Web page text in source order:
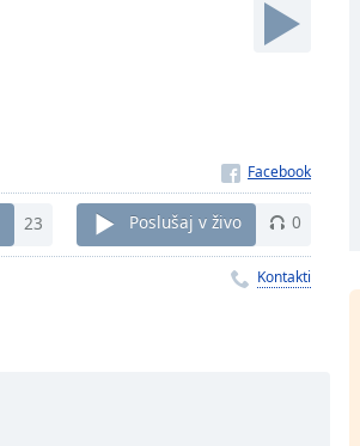
23 Poslušaj v živo 0
Kontakti